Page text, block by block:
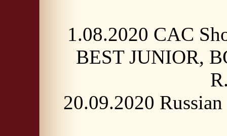
1.08.2020 CAC
BEST JUNIOR,
20.09.2020